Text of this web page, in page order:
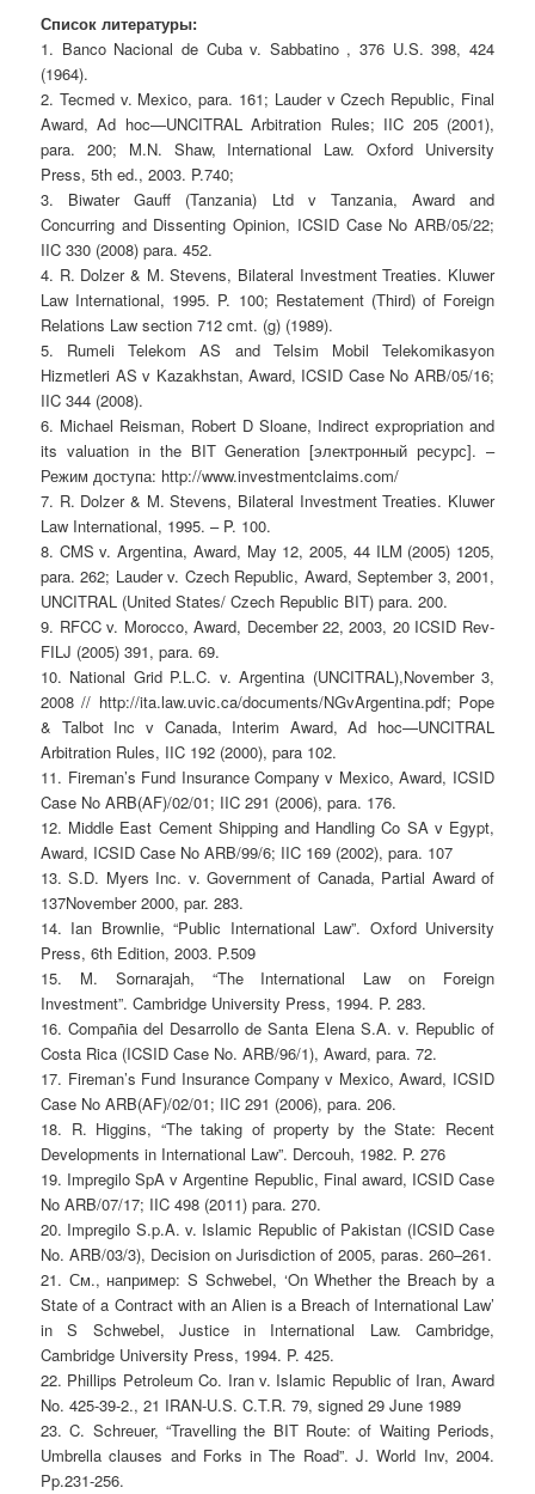
Список литературы:
1. Banco Nacional de Cuba v. Sabbatino , 376 U.S. 398, 424
(1964).
2. Tecmed v. Mexico, para. 161; Lauder v Czech Republic, Final
Award, Ad hoc—UNCITRAL Arbitration Rules; IIC 205 (2001),
para. 200; M.N. Shaw, International Law. Oxford University
Press, 5th ed., 2003. P.740;
3. Biwater Gauff (Tanzania) Ltd v Tanzania, Award and
Concurring and Dissenting Opinion, ICSID Case No ARB/05/22;
IIC 330 (2008) para. 452.
4. R. Dolzer & M. Stevens, Bilateral Investment Treaties. Kluwer
Law International, 1995. P. 100; Restatement (Third) of Foreign
Relations Law section 712 cmt. (g) (1989).
5. Rumeli Telekom AS and Telsim Mobil Telekomikasyon
Hizmetleri AS v Kazakhstan, Award, ICSID Case No ARB/05/16;
IIC 344 (2008).
6. Michael Reisman, Robert D Sloane, Indirect expropriation and
its valuation in the BIT Generation [электронный ресурс]. –
Режим доступа: http://www.investmentclaims.com/
7. R. Dolzer & M. Stevens, Bilateral Investment Treaties. Kluwer
Law International, 1995. – P. 100.
8. CMS v. Argentina, Award, May 12, 2005, 44 ILM (2005) 1205,
para. 262; Lauder v. Czech Republic, Award, September 3, 2001,
UNCITRAL (United States/ Czech Republic BIT) para. 200.
9. RFCC v. Morocco, Award, December 22, 2003, 20 ICSID Rev-
FILJ (2005) 391, para. 69.
10. National Grid P.L.C. v. Argentina (UNCITRAL),November 3,
2008 // http://ita.law.uvic.ca/documents/NGvArgentina.pdf; Pope
& Talbot Inc v Canada, Interim Award, Ad hoc—UNCITRAL
Arbitration Rules, IIC 192 (2000), para 102.
11. Fireman’s Fund Insurance Company v Mexico, Award, ICSID
Case No ARB(AF)/02/01; IIC 291 (2006), para. 176.
12. Middle East Cement Shipping and Handling Co SA v Egypt,
Award, ICSID Case No ARB/99/6; IIC 169 (2002), para. 107
13. S.D. Myers Inc. v. Government of Canada, Partial Award of
137November 2000, par. 283.
14. Ian Brownlie, “Public International Law”. Oxford University
Press, 6th Edition, 2003. P.509
15. M. Sornarajah, “The International Law on Foreign
Investment”. Cambridge University Press, 1994. P. 283.
16. Compañia del Desarrollo de Santa Elena S.A. v. Republic of
Costa Rica (ICSID Case No. ARB/96/1), Award, para. 72.
17. Fireman’s Fund Insurance Company v Mexico, Award, ICSID
Case No ARB(AF)/02/01; IIC 291 (2006), para. 206.
18. R. Higgins, “The taking of property by the State: Recent
Developments in International Law”. Dercouh, 1982. P. 276
19. Impregilo SpA v Argentine Republic, Final award, ICSID Case
No ARB/07/17; IIC 498 (2011) para. 270.
20. Impregilo S.p.A. v. Islamic Republic of Pakistan (ICSID Case
No. ARB/03/3), Decision on Jurisdiction of 2005, paras. 260–261.
21. См., например: S Schwebel, ‘On Whether the Breach by a
State of a Contract with an Alien is a Breach of International Law’
in S Schwebel, Justice in International Law. Cambridge,
Cambridge University Press, 1994. P. 425.
22. Phillips Petroleum Co. Iran v. Islamic Republic of Iran, Award
No. 425-39-2., 21 IRAN-U.S. C.T.R. 79, signed 29 June 1989
23. C. Schreuer, “Travelling the BIT Route: of Waiting Periods,
Umbrella clauses and Forks in The Road”. J. World Inv, 2004.
Pp.231-256.